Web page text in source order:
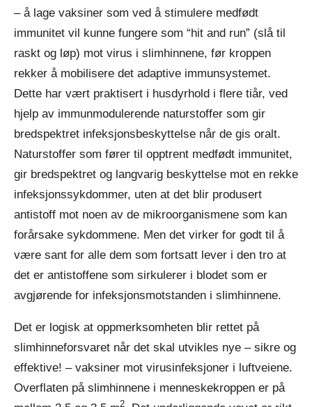
– å lage vaksiner som ved å stimulere medfødt
immunitet vil kunne fungere som “hit and run” (slå til
raskt og løp) mot virus i slimhinnene, før kroppen
rekker å mobilisere det adaptive immunsystemet.
Dette har vært praktisert i husdyrhold i flere tiår, ved
hjelp av immunmodulerende naturstoffer som gir
bredspektret infeksjonsbeskyttelse når de gis oralt.
Naturstoffer som fører til opptrent medfødt immunitet,
gir bredspektret og langvarig beskyttelse mot en rekke
infeksjonssykdommer, uten at det blir produsert
antistoff mot noen av de mikroorganismene som kan
forårsake sykdommene. Men det virker for godt til å
være sant for alle dem som fortsatt lever i den tro at
det er antistoffene som sirkulerer i blodet som er
avgjørende for infeksjonsmotstanden i slimhinnene.
Det er logisk at oppmerksomheten blir rettet på
slimhinneforsvaret når det skal utvikles nye – sikre og
effektive! – vaksiner mot virusinfeksjoner i luftveiene.
Overflaten på slimhinnene i menneskekroppen er på
2